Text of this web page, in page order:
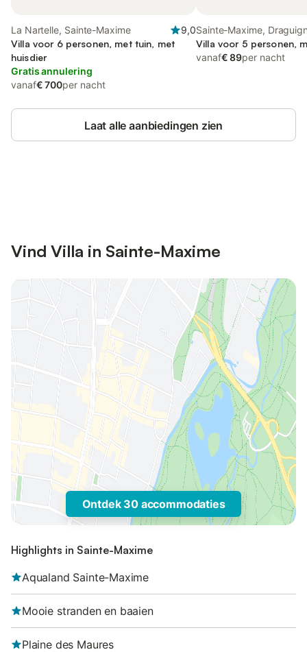
La Nartelle, Sainte-Maxime
9,0
Villa voor 6 personen, met tuin, met
huisdier
Gratis annulering
vanaf€ 700per nacht
Sainte-Maxime,
omgeving
Villa voor 5 personen,
vanaf€ 89per nacht
Laat alle aanbiedingen zien
Vind Villa in Sainte-Maxime
Ontdek 30 accommodaties
Highlights in Sainte-Maxime
Aqualand Sainte-Maxime
Mooie stranden en baaien
Plaine des Maures